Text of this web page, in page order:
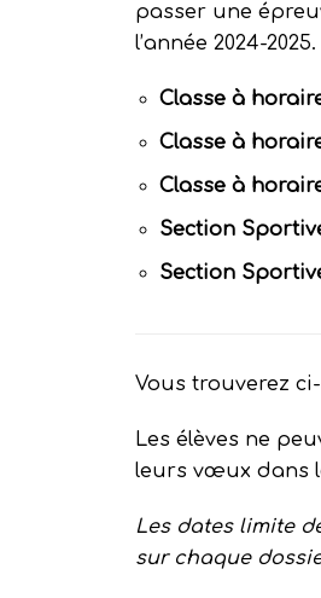
passer une
l’année 2024-2025.
Classe à
Classe à
Classe à
Section
Section
Vous trouverez
Les élèves ne
leurs vœux dans
Les dates limite
sur chaque